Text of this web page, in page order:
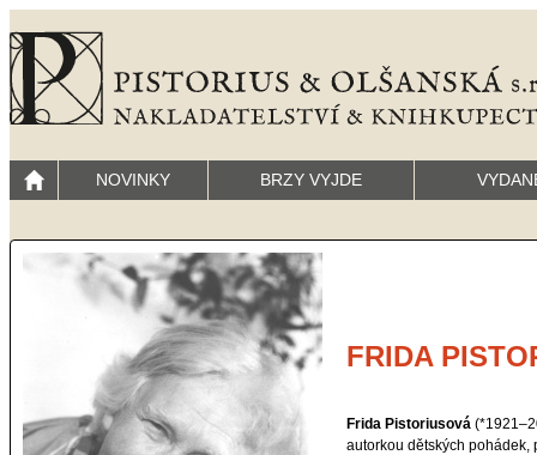
NOVINKY BRZY VYJDE
FRIDA
Frida Pistoriusová
autorkou dětských pohádek,